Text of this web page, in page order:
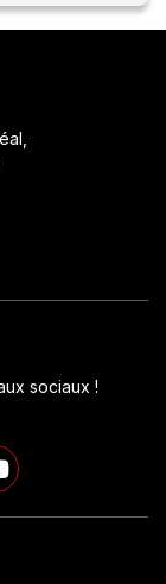
sociaux !